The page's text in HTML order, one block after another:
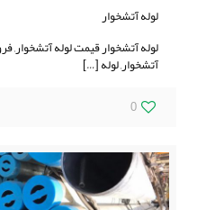
لوله آتشخوار
لوله آتشخوار قیمت لوله آتشخوار,
آتشخوار, لوله[…]
0